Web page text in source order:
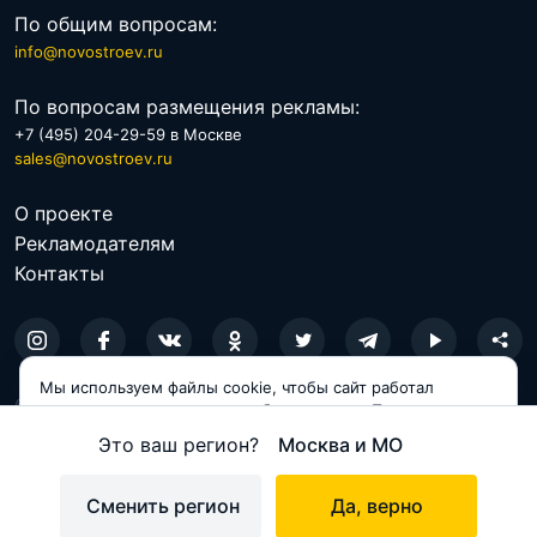
Это ваш регион? Москва и МО
Сменить регион Да, верно
В плане экологии ЮЗАО можно назвать более-менее
спокойным участком столицы ― крупных
промышленных зон и предприятий здесь нет. Более
того, сам район Черёмушки относится к спальным, на
его территории располагается множество домов.
По общим вопросам:
info@novostroev.ru
По вопросам размещения рекламы:
+7 (495) 204-29-59 в Москве
sales@novostroev.ru
О проекте
Рекламодателям
Контакты
© 2026 NOVOSTROEV.RU
Политика обработки персональных данных
Мы используем файлы cookie, чтобы сайт работал
корректно и становился удобнее для вас. Продолжая
Принимаю